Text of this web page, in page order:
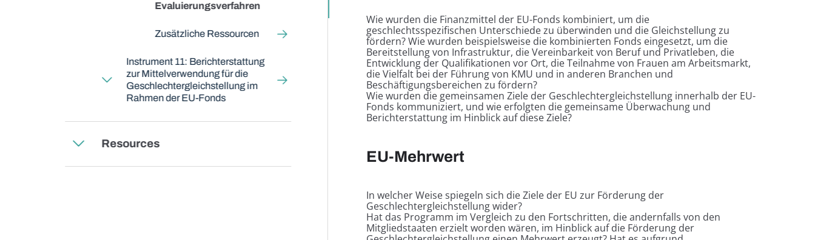
Evaluierungsverfahren
Zusätzliche Ressourcen
Instrument 11: Berichterstattung
zur Mittelverwendung für die
Geschlechtergleichstellung im
Rahmen der EU-Fonds
Resources
Wie wurden die Finanzmittel der EU-Fonds kombiniert, um die
geschlechtsspezifischen Unterschiede zu überwinden und die Gleichstellung zu
fördern? Wie wurden beispielsweise die kombinierten Fonds eingesetzt, um die
Bereitstellung von Infrastruktur, die Vereinbarkeit von Beruf und Privatleben, die
Entwicklung der Qualifikationen vor Ort, die Teilnahme von Frauen am Arbeitsmarkt,
die Vielfalt bei der Führung von KMU und in anderen Branchen und
Beschäftigungsbereichen zu fördern?
Wie wurden die gemeinsamen Ziele der Geschlechtergleichstellung innerhalb der EU-
Fonds kommuniziert, und wie erfolgten die gemeinsame Überwachung und
Berichterstattung im Hinblick auf diese Ziele?
EU-Mehrwert
In welcher Weise spiegeln sich die Ziele der EU zur Förderung der
Geschlechtergleichstellung wider?
Hat das Programm im Vergleich zu den Fortschritten, die andernfalls von den
Mitgliedstaaten erzielt worden wären, im Hinblick auf die Förderung der